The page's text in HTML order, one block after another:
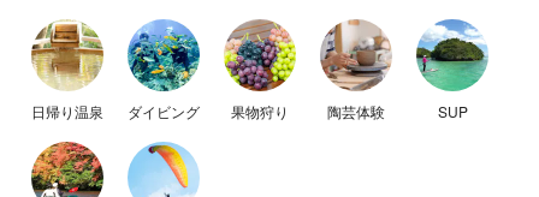
日帰り温泉 ダイビング 果物狩り 陶芸体験 SUP